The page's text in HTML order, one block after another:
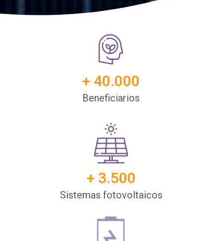
+ 40.000
Beneficiarios
+ 3.500
Sistemas fotovoltaicos